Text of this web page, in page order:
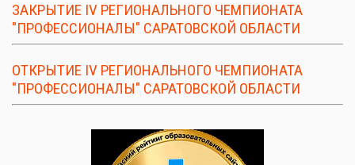
ЗАКРЫТИЕ IV РЕГИОНАЛЬНОГО ЧЕМПИОНАТА
"ПРОФЕССИОНАЛЫ" САРАТОВСКОЙ ОБЛАСТИ
ОТКРЫТИЕ IV РЕГИОНАЛЬНОГО ЧЕМПИОНАТА
"ПРОФЕССИОНАЛЫ" САРАТОВСКОЙ ОБЛАСТИ